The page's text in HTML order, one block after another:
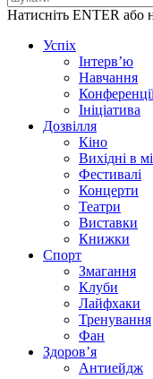
Натисніть ENTER або
Успіх
Інтерв’ю
Навчання
Ініціатива
Дозвілля
Кіно
Вихідні в
Фестивалі
Концерти
Театри
Виставки
Книжки
Спорт
Змагання
Клуби
Лайфхаки
Тренування
Фан
Здоров’я
Антиейдж